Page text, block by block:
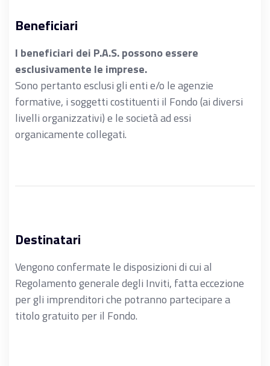
Beneficiari
I beneficiari dei P.A.S. possono essere
esclusivamente le imprese.
Sono pertanto esclusi gli enti e/o le agenzie
formative, i soggetti costituenti il Fondo (ai diversi
livelli organizzativi) e le società ad essi
organicamente collegati.
Destinatari
Vengono confermate le disposizioni di cui al
Regolamento generale degli Inviti, fatta eccezione
per gli imprenditori che potranno partecipare a
titolo gratuito per il Fondo.